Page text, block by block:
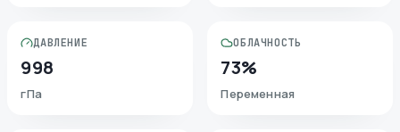
ДАВЛЕНИЕ
998
гПа
ОБЛАЧНОСТЬ
73%
Переменная